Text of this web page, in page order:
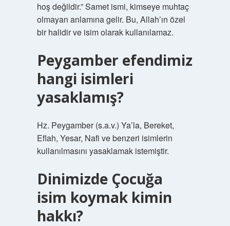
hoş değildir.” Samet ismi, kimseye muhtaç
olmayan anlamına gelir. Bu, Allah’ın özel
bir halidir ve isim olarak kullanılamaz.
Peygamber efendimiz
hangi isimleri
yasaklamış?
Hz. Peygamber (s.a.v.) Ya’la, Bereket,
Eflah, Yesar, Nafi ve benzeri isimlerin
kullanılmasını yasaklamak istemiştir.
Dinimizde Çocuğa
isim koymak kimin
hakkı?